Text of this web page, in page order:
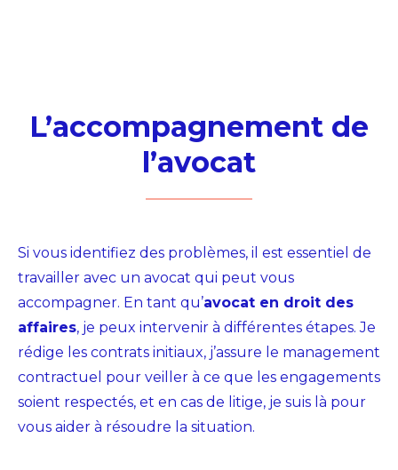
L’accompagnement de
l’avocat
Si vous identifiez des problèmes, il est essentiel de
travailler avec un avocat qui peut vous
accompagner. En tant qu’avocat en droit des
affaires, je peux intervenir à différentes étapes. Je
rédige les contrats initiaux, j’assure le management
contractuel pour veiller à ce que les engagements
soient respectés, et en cas de litige, je suis là pour
vous aider à résoudre la situation.